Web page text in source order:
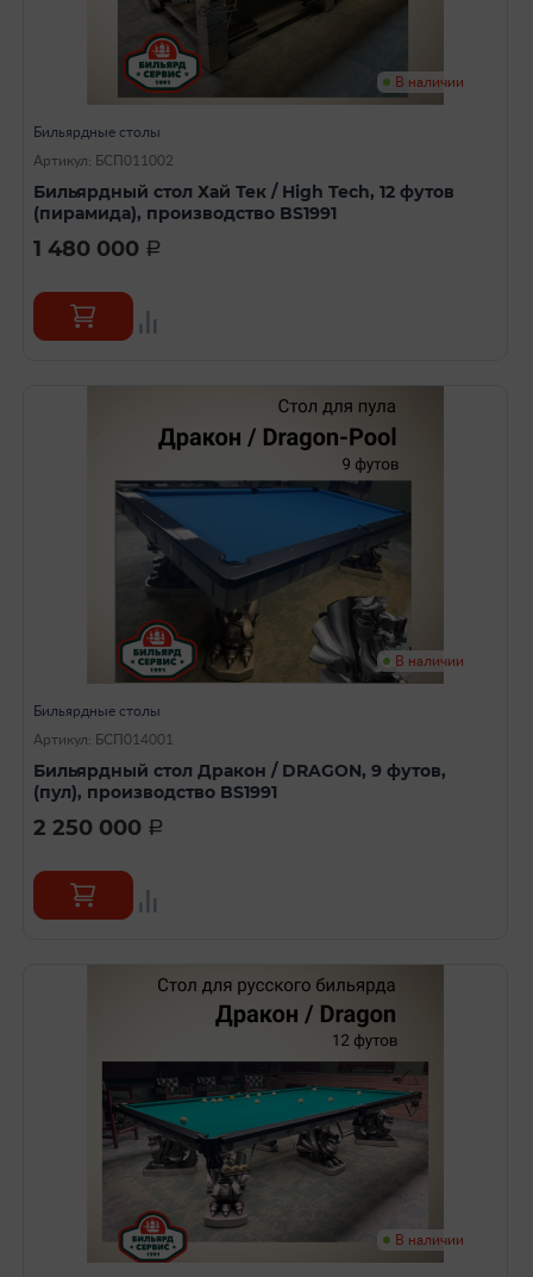
В наличии
Бильярдные столы
Артикул: БСП011002
Бильярдный стол Хай Тек / High Tech, 12 футов
(пирамида), производство BS1991
1 480 000 a
В наличии
Бильярдные столы
Артикул: БСП014001
Бильярдный стол Дракон / DRAGON, 9 футов,
(пул), производство BS1991
2 250 000 a
В наличии